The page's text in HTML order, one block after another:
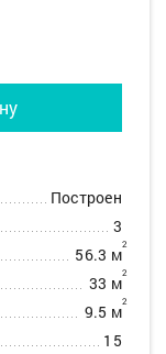
Построен
3
56.3 м2
33 м2
9.5 м2
15